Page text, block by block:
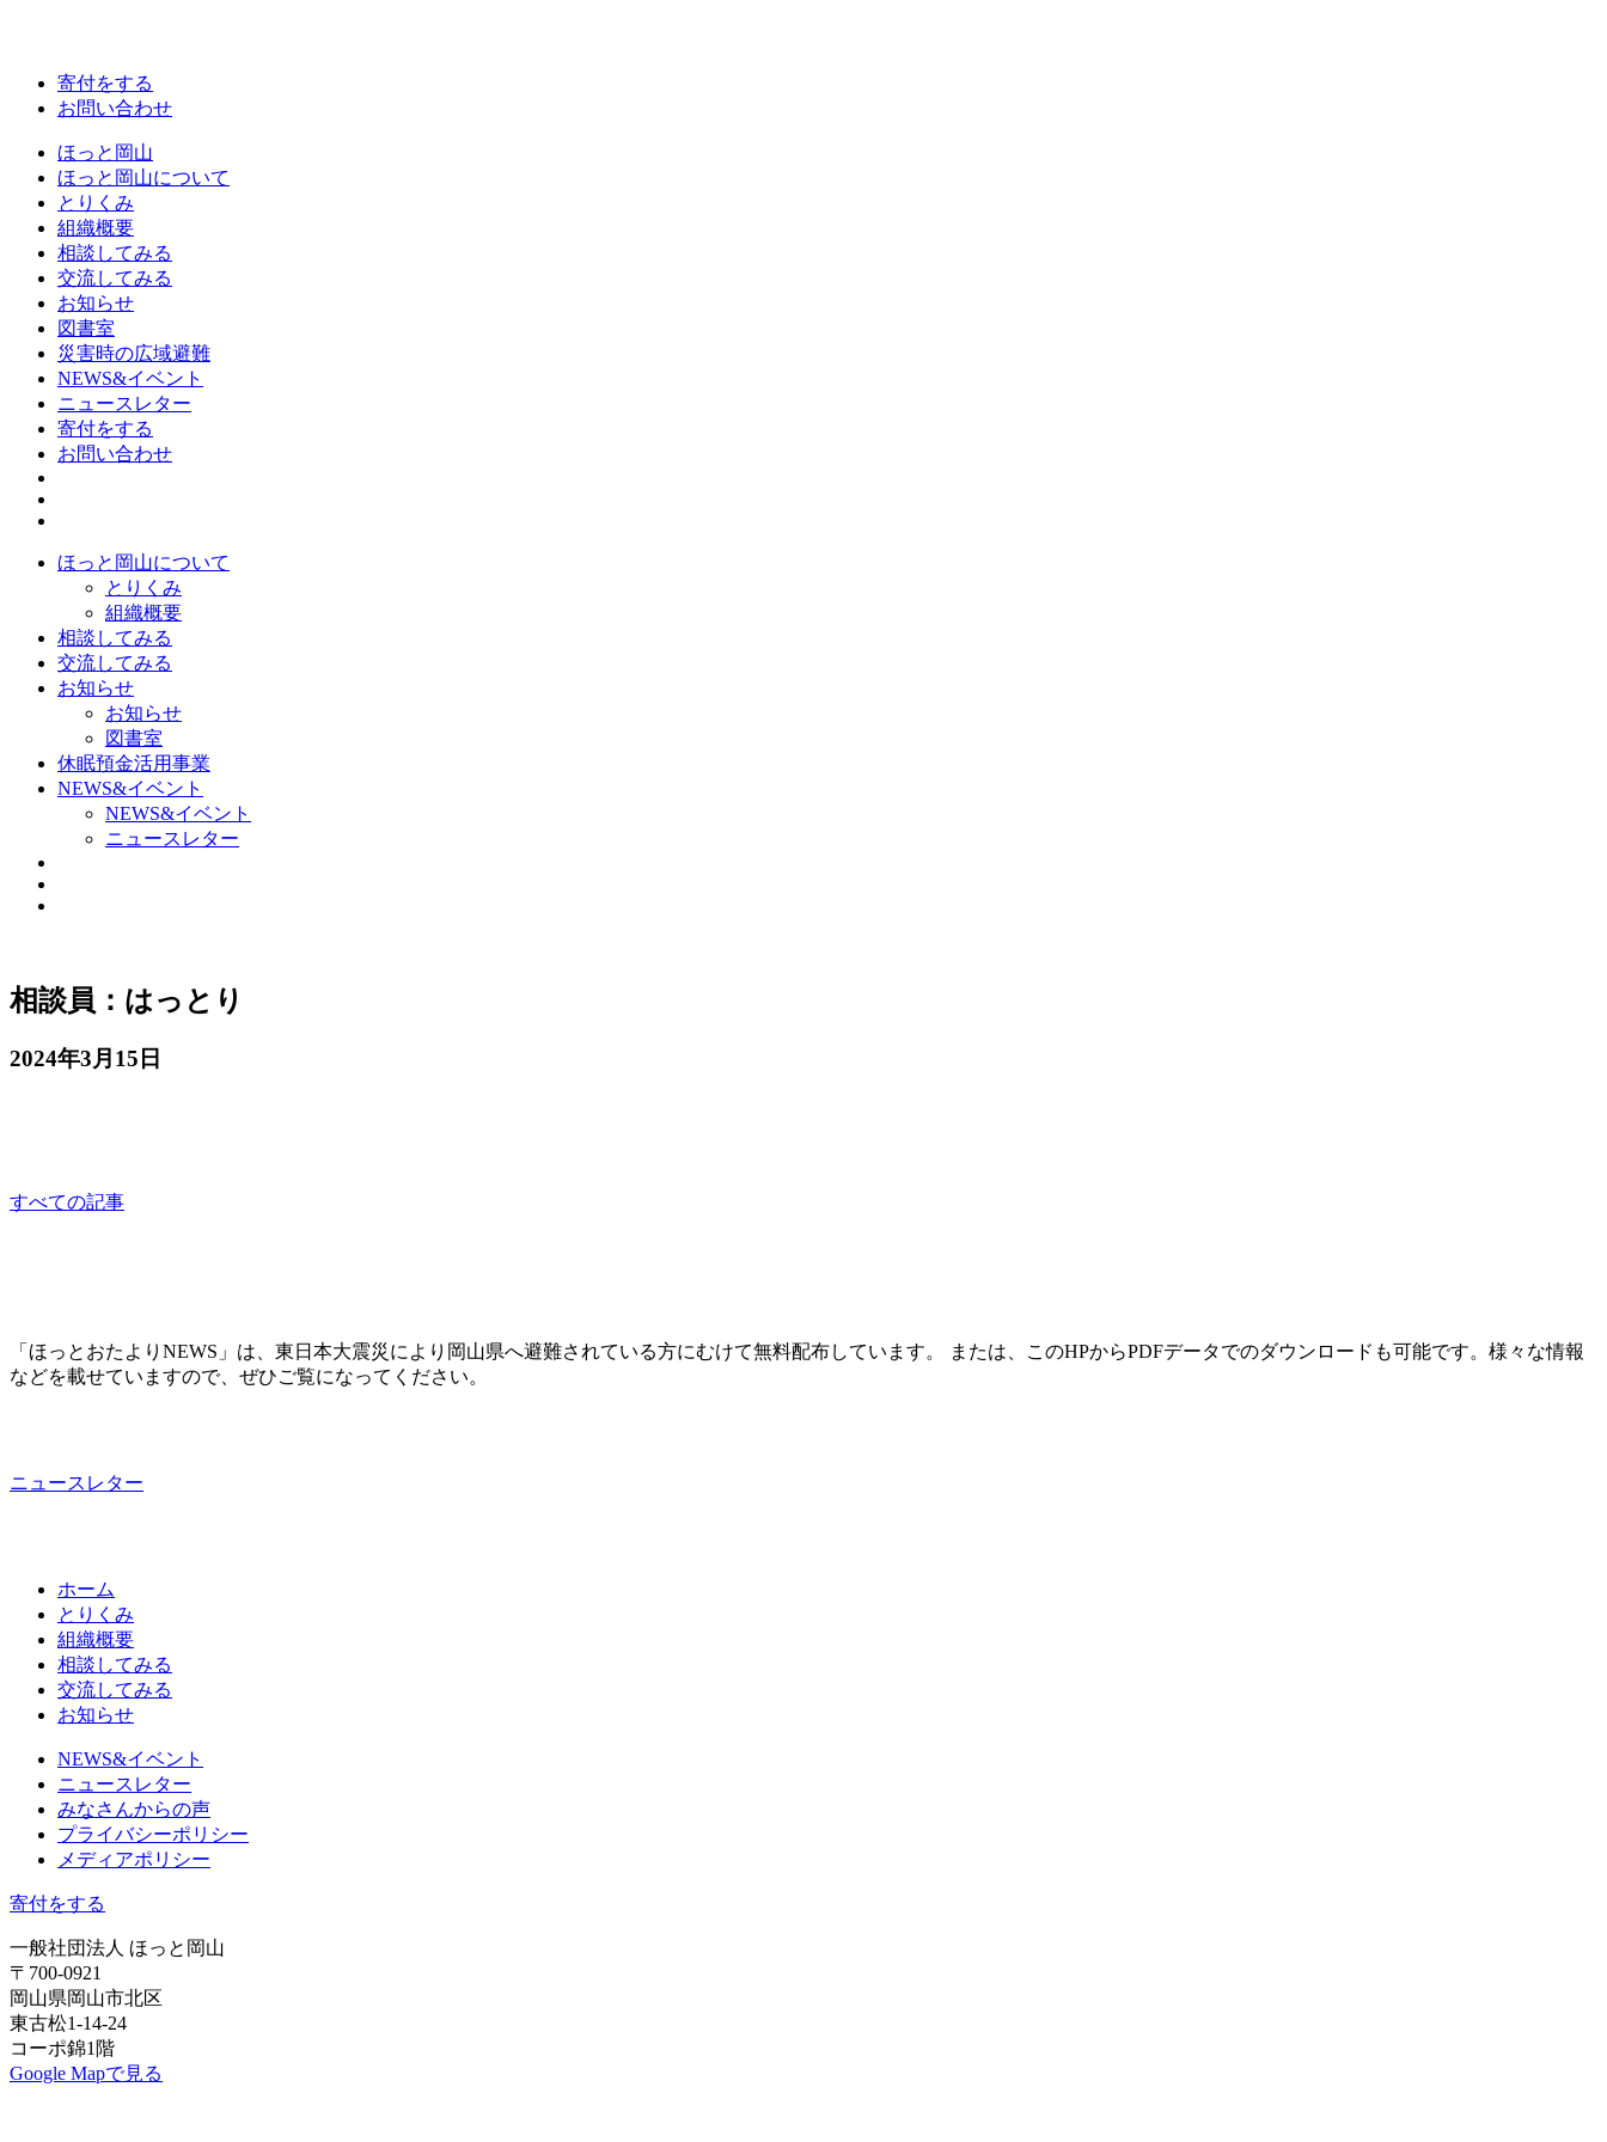
寄付をする
お問い合わせ
ほっと岡山
ほっと岡山について
とりくみ
組織概要
相談してみる
交流してみる
お知らせ
図書室
災害時の広域避難
NEWS&イベント
ニュースレター
寄付をする
お問い合わせ
ほっと岡山について
とりくみ
組織概要
相談してみる
交流してみる
お知らせ
お知らせ
図書室
休眠預金活用事業
NEWS&イベント
NEWS&イベント
ニュースレター
相談員：はっとり
2024年3月15日
すべての記事
「ほっとおたよりNEWS」は、東日本大震災により岡山県へ避難されている方にむけて無料配布しています。 または、このHPからPDFデータでのダウンロードも可能です。様々な情報
などを載せていますので、ぜひご覧になってください。
ニュースレター
ホーム
とりくみ
組織概要
相談してみる
交流してみる
お知らせ
NEWS&イベント
ニュースレター
みなさんからの声
プライバシーポリシー
メディアポリシー
寄付をする
一般社団法人 ほっと岡山
〒700-0921
岡山県岡山市北区
東古松1-14-24
コーポ錦1階
Google Mapで見る